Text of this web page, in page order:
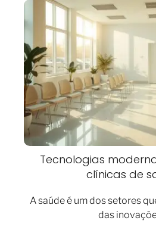
Tecnologias
clínicas de
A saúde é um dos setores
das